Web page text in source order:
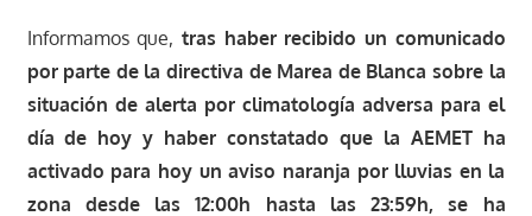
Informamos que, tras haber recibido un comunicado
por parte de la directiva de Marea de Blanca sobre la
situación de alerta por climatología adversa para el
día de hoy y haber constatado que la AEMET ha
activado para hoy un aviso naranja por lluvias en la
zona desde las 12:00h hasta las 23:59h, se ha